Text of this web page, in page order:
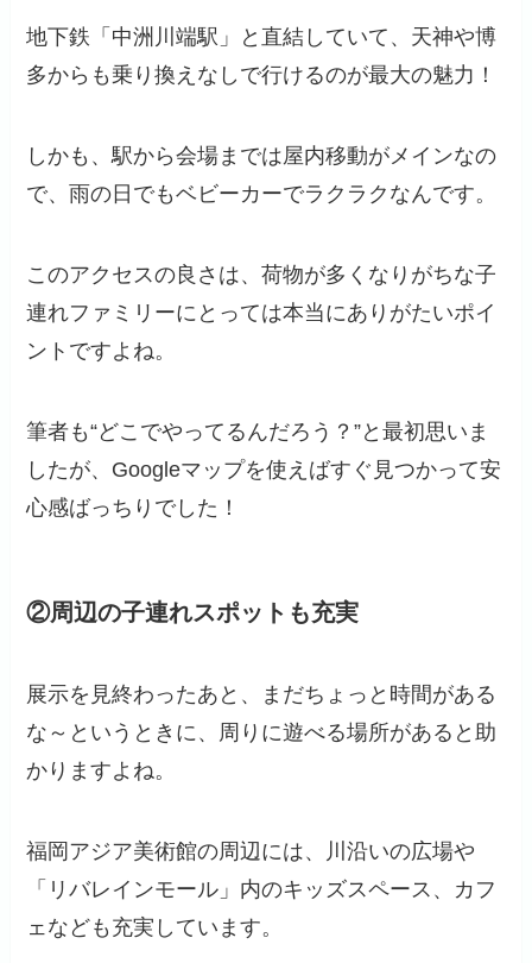
地下鉄「中洲川端駅」と直結していて、天神や博
多からも乗り換えなしで行けるのが最大の魅力！
しかも、駅から会場までは屋内移動がメインなの
で、雨の日でもベビーカーでラクラクなんです。
このアクセスの良さは、荷物が多くなりがちな子
連れファミリーにとっては本当にありがたいポイ
ントですよね。
筆者も“どこでやってるんだろう？”と最初思いま
したが、Googleマップを使えばすぐ見つかって安
心感ばっちりでした！
②周辺の子連れスポットも充実
展示を見終わったあと、まだちょっと時間がある
な～というときに、周りに遊べる場所があると助
かりますよね。
福岡アジア美術館の周辺には、川沿いの広場や
「リバレインモール」内のキッズスペース、カフ
ェなども充実しています。